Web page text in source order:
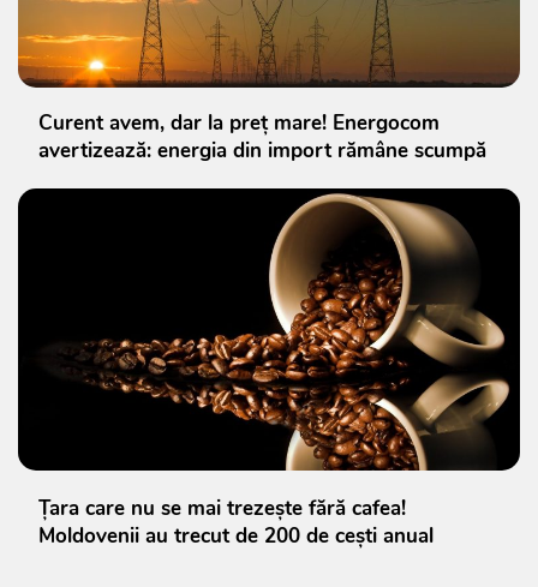
Curent avem, dar la preț mare! Energocom
avertizează: energia din import rămâne scumpă
Țara care nu se mai trezește fără cafea!
Moldovenii au trecut de 200 de cești anual